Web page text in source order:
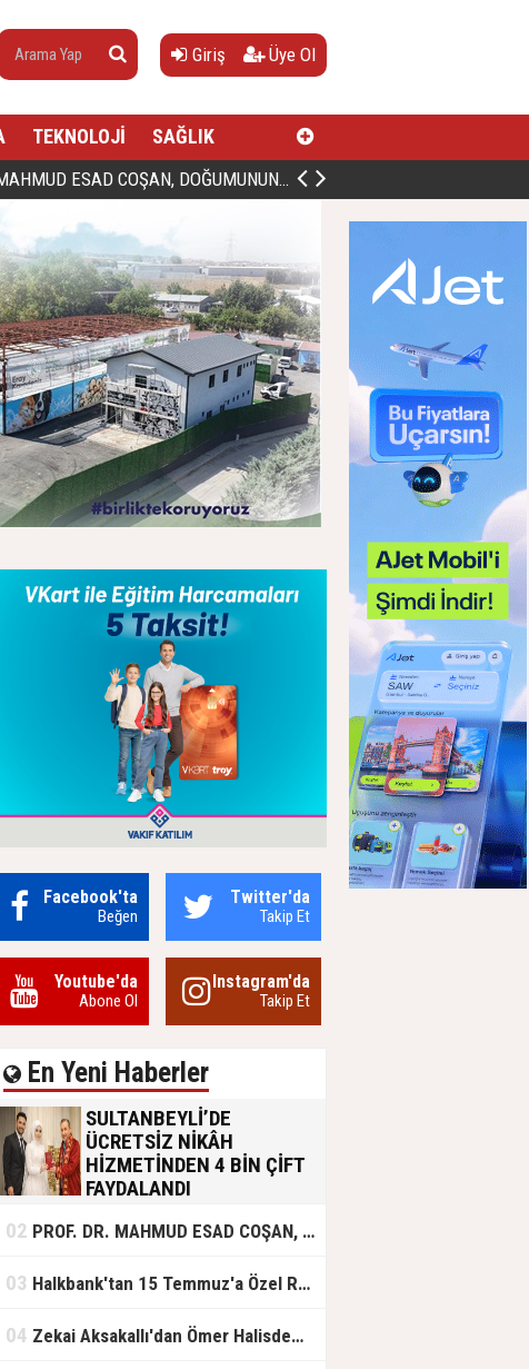
Giriş Üye Ol
TEKNOLOJİ SAĞLIK
COŞAN, DOĞUMUNUN HİCRÎ 91. YILINDA ELAZIĞ'DA YÂD EDİLECEK
Facebook'ta
Beğen
Twitter'da
Takip Et
Youtube'da
Abone Ol
Instagram'da
Takip Et
En Yeni Haberler
SULTANBEYLİ’DE
ÜCRETSİZ NİKÂH
HİZMETİNDEN 4 BİN ÇİFT
FAYDALANDI
olan gençlere destek amacıyla
başlattığı ücretsiz nikâh hizmetini
başlattıklarını belirten Sultanbeyli
ücretsiz hizmet vermenin
02 PROF. DR. MAHMUD ESAD COŞAN, DOĞUMUNUN HİCRÎ 91. YILINDA ELAZIĞ'DA YÂD EDİLECEK
03 Halkbank'tan 15 Temmuz'a Özel Reklam Filmi: "İrade Bizim, Zafer Bizim"
04 Zekai Aksakallı'dan Ömer Halisdemir'e 'vefa' ziyareti!